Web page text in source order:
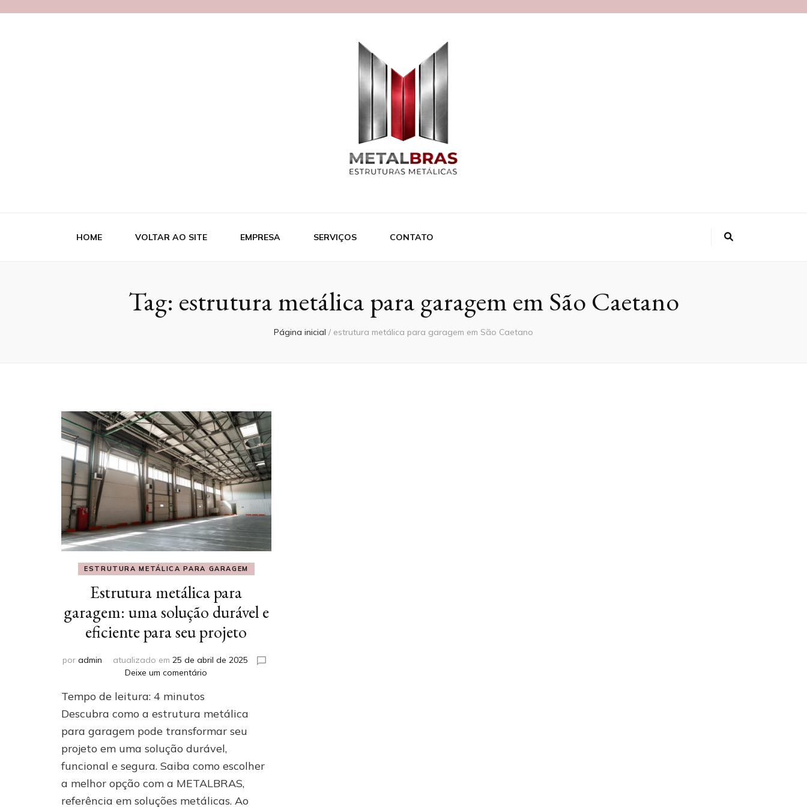
HOME VOLTAR AO SITE EMPRESA SERVIÇOS CONTATO
Tag: estrutura metálica para garagem em São Caetano
Página inicial / estrutura metálica para garagem em São Caetano
ESTRUTURA METÁLICA PARA GARAGEM
Estrutura metálica para
garagem: uma solução durável e
eficiente para seu projeto
por admin atualizado em 25 de abril de 2025
Deixe um comentário
para
uma
solução
e
eficiente
para
Tempo de leitura: 4 minutos
Descubra como a estrutura metálica
para garagem pode transformar seu
projeto em uma solução durável,
funcional e segura. Saiba como escolher
a melhor opção com a METALBRAS,
referência em soluções metálicas. Ao